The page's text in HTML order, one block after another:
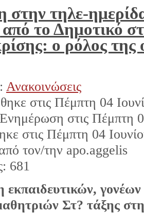
τηλε-
το Δημοτικό
ο ρόλος της
Ανακοινώσεις
στις Πέμπτη 04
στις Πέμπτη
στις Πέμπτη 04
τον/την apo.aggelis
681
Στ? τάξης